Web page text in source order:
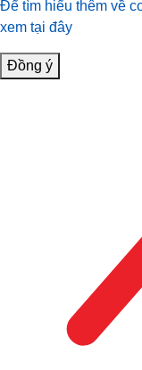
Để tìm hiểu thêm về
xem tại đây
Đồng ý